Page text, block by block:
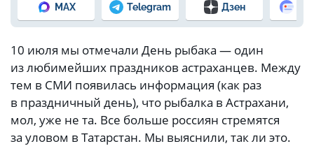
MAX Telegram Дзен
10 июля мы отмечали День рыбака — один
из любимейших праздников астраханцев. Между
тем в СМИ появилась информация (как раз
в праздничный день), что рыбалка в Астрахани,
мол, уже не та. Все больше россиян стремятся
за уловом в Татарстан. Мы выяснили, так ли это.